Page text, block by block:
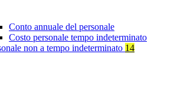
Conto annuale del personale
Costo personale tempo indeterminato
non a tempo indeterminato 14